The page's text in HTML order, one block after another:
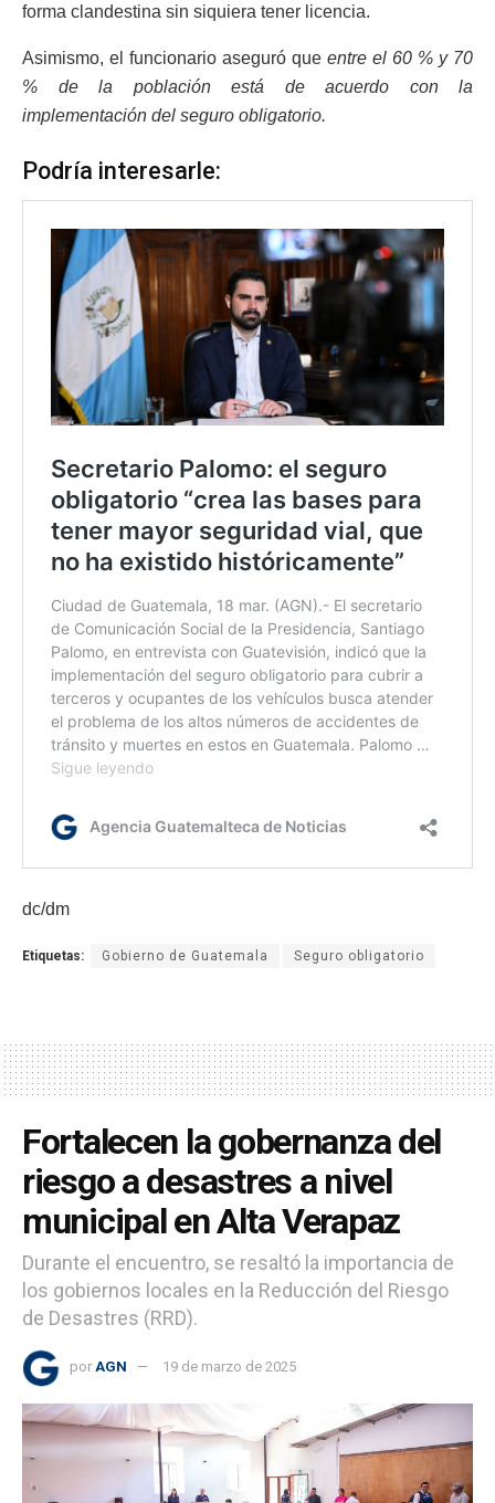
forma clandestina sin siquiera tener licencia.
Asimismo, el funcionario aseguró que entre el 60 % y 70
% de la población está de acuerdo con la
implementación del seguro obligatorio.
Podría interesarle:
dc/dm
Etiquetas: Gobierno de Guatemala Seguro obligatorio
Fortalecen la gobernanza del
riesgo a desastres a nivel
municipal en Alta Verapaz
Durante el encuentro, se resaltó la importancia de
los gobiernos locales en la Reducción del Riesgo
de Desastres (RRD).
por AGN 19 de marzo de 2025